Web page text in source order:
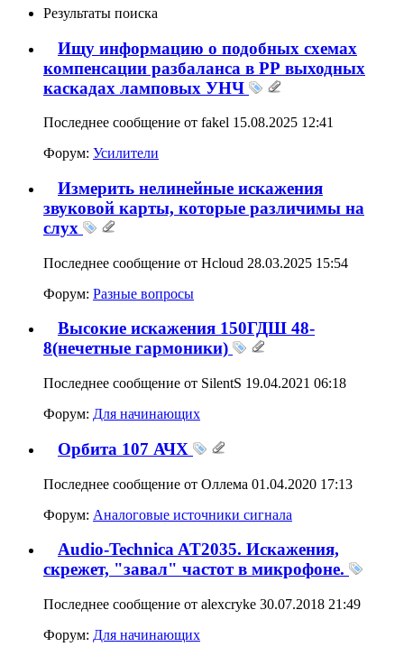
Результаты поиска
Ищу информацию о подобных схемах
компенсации разбаланса в РР выходных
каскадах ламповых УНЧ
Последнее сообщение от fakel 15.08.2025 12:41
Форум: Усилители
Измерить нелинейные искажения
звуковой карты, которые различимы на
слух
Последнее сообщение от Hcloud 28.03.2025 15:54
Форум: Разные вопросы
Высокие искажения 150ГДШ 48-
8(нечетные гармоники)
Последнее сообщение от SilentS 19.04.2021 06:18
Форум: Для начинающих
Орбита 107 АЧХ
Последнее сообщение от Оллема 01.04.2020 17:13
Форум: Аналоговые источники сигнала
Audio-Technica AT2035. Искажения,
скрежет, "завал" частот в микрофоне.
Последнее сообщение от alexcryke 30.07.2018 21:49
Форум: Для начинающих